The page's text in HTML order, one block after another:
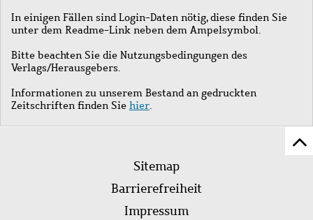
In einigen Fällen sind Login-Daten nötig, diese finden Sie
unter dem Readme-Link neben dem Ampelsymbol.
Bitte beachten Sie die Nutzungsbedingungen des
Verlags/Herausgebers.
Informationen zu unserem Bestand an gedruckten
Zeitschriften finden Sie hier.
Fußleistenmenü
Sitemap
Barrierefreiheit
Impressum